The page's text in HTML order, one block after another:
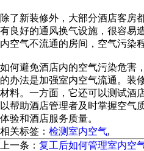
除了新装修外，大部分酒店客房
有良好的通风换气设施，很容易
内空气不流通的房间，空气污染
如何避免酒店内的空气污染危害
的办法是加强室内空气流通。装
材料。一方面，它还可以测试酒
以帮助酒店管理者及时掌握空气
体验和酒店服务质量。
相关标签： 检测室内空气,
上一条： 复工后如何管理室内空